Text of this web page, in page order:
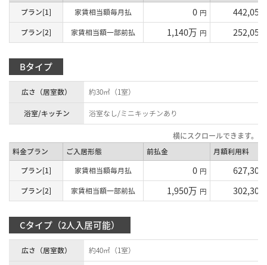
プラン[1] 家賃相当額毎月払 0 円 442,050
プラン[2]
家賃相当額一部前払 1,140万 円 252,050
Bタイプ
広さ（居室数）
約30㎡（1室）
浴室/キッチン
浴室なし/ミニキッチンあり
料金プラン ご入居形態 前払金
月額利用料
プラン[1]
家賃相当額毎月払 0 円 627,300
プラン[2]
家賃相当額一部前払 1,950万 円 302,300
Cタイプ（2人入居可能）
広さ（居室数）
約40㎡（1室）